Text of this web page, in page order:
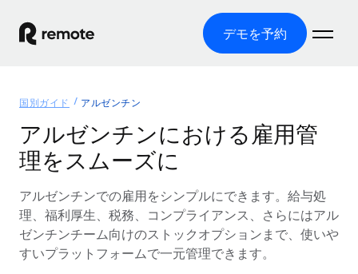
デモを予約
グローバル雇用
グローバル給与処理
コンプライアンス対応の給与処理を手軽に
Employer of Record（EOR）
グローバル展開をコストをかけずに実現
ソリューション
各国の制度に対応
国別ガイド
/国別のグローバル雇用支援を検索する
リソース
ツールと計算ツール
価格
国別ガイド アルゼンチン
アルゼンチンにおける雇用管
理をスムーズに
アルゼンチンでの雇用をシンプルにできます。給与処
理、福利厚生、税務、コンプライアンス、さらにはアル
ゼンチンチーム向けのストックオプションまで、使いや
すいプラットフォームで一元管理できます。